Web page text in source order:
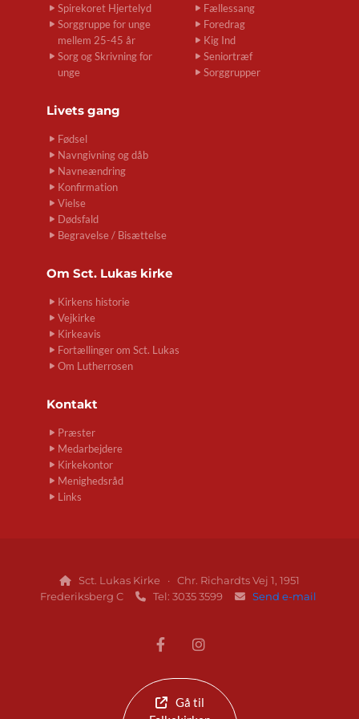
Spirekoret Hjertelyd
Sorggruppe for unge
mellem 25-45 år
Sorg og Skrivning for
unge
Fællessang
Foredrag
Kig Ind
Seniortræf
Sorggrupper
Livets gang
Fødsel
Navngivning og dåb
Navneændring
Konfirmation
Vielse
Dødsfald
Begravelse / Bisættelse
Om Sct. Lukas kirke
Kirkens historie
Vejkirke
Kirkeavis
Fortællinger om Sct. Lukas
Om Lutherrosen
Kontakt
Præster
Medarbejdere
Kirkekontor
Menighedsråd
Links

Sct. Lukas Kirke · Chr. Richardts Vej 1, 1951
Frederiksberg C
 Tel: 3035 3599  Send e-mail
Gå til